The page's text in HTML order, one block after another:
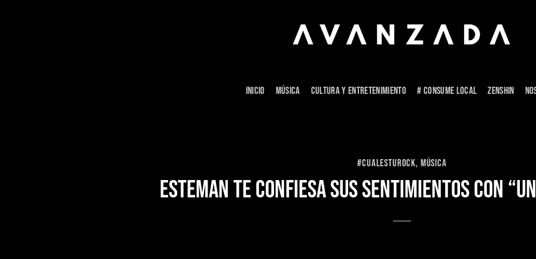
INICIO MÚSICA CULTURA Y ENTRETENIMIENTO # CONSUME LOCAL ZENSHIN
#CUALESTUROCK, MÚSICA
ESTEMAN TE CONFIESA SUS SENTIMIENTOS CON